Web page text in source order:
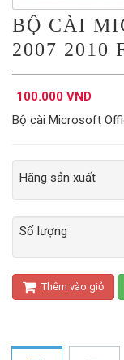
BỘ CÀI
2007 2010
100.000 VND
Bộ cài Microsoft
Hãng sản xuất
Số lượng
Thêm vào giỏ